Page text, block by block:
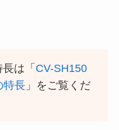
は「 CV-SH150
特長 」をご覧くだ